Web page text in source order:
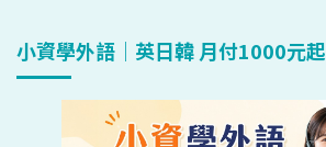
小資學外語｜英日韓 月付1000元起